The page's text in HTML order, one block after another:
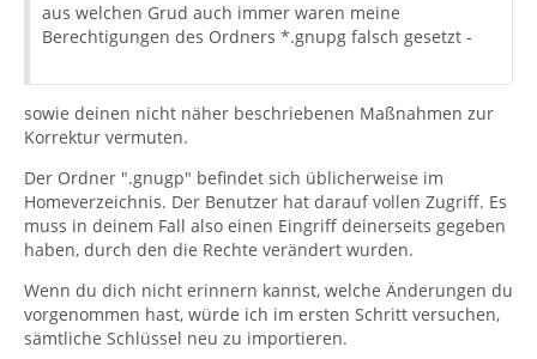
aus welchen Grud auch immer waren meine
Berechtigungen des Ordners *.gnupg falsch gesetzt -
sowie deinen nicht näher beschriebenen Maßnahmen zur
Korrektur vermuten.
Der Ordner ".gnugp" befindet sich üblicherweise im
Homeverzeichnis. Der Benutzer hat darauf vollen Zugriff. Es
muss in deinem Fall also einen Eingriff deinerseits gegeben
haben, durch den die Rechte verändert wurden.
Wenn du dich nicht erinnern kannst, welche Änderungen du
vorgenommen hast, würde ich im ersten Schritt versuchen,
sämtliche Schlüssel neu zu importieren.